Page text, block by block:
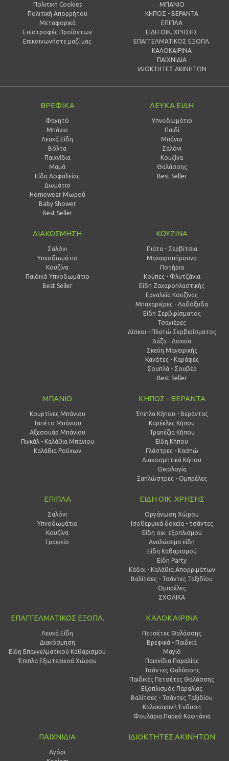
Πολιτική Cookies
Πολιτική Απορρήτου
Μεταφορικά
Επιστροφές Προϊόντων
Επικοινωνήστε μαζί μας
ΜΠΑΝΙΟ
ΚΗΠΟΣ - ΒΕΡΑΝΤΑ
ΕΠΙΠΛΑ
ΕΙΔΗ ΟΙΚ. ΧΡΗΣΗΣ
ΕΠΑΓΓΕΛΜΑΤΙΚΟΣ ΕΞΟΠΛ.
ΚΑΛΟΚΑΙΡΙΝΑ
ΠΑΙΧΝΙΔΙΑ
ΙΔΙΟΚΤΗΤΕΣ ΑΚΙΝΗΤΩΝ
ΒΡΕΦΙΚΑ
Φαγητό
Μπάνιο
Λευκά Είδη
Βόλτα
Παιχνίδια
Μαμά
Είδη Ασφαλείας
Δωμάτιο
Homewear Μωρού
Baby Shower
Best Seller
ΛΕΥΚΑ ΕΙΔΗ
Υπνοδωμάτιο
Παιδί
Mπάνιο
Σαλόνι
Κουζίνα
Θαλάσσης
Best Seller
ΔΙΑΚΟΣΜΗΣΗ
Σαλόνι
Υπνοδωμάτιο
Κουζίνα
Παιδικό Υπνοδωμάτιο
Best Seller
ΚΟΥΖΙΝΑ
Πιάτα - Σερβίτσια
Μαχαιροπήρουνα
Ποτήρια
Κούπες - Φλυτζάνια
Είδη Ζαχαροπλαστικής
Εργαλεία Κουζίνας
Μπαχαριέρες - Λαδόξυδα
Είδη Σερβιρίσματος
Τσαγιέρες
Δίσκοι - Πλατώ Σερβιρίσματος
Βάζα - Δοχεία
Σκεύη Μαγειρικής
Κανάτες - Καράφες
Σουπλά - Σουβέρ
Best Seller
ΜΠΑΝΙΟ
Κουρτίνες Μπάνιου
Ταπέτο Μπάνιου
Αξεσουάρ Μπάνιου
Πιγκάλ - Καλάθια Μπάνιου
Καλάθια Ρούχων
ΚΗΠΟΣ - ΒΕΡΑΝΤΑ
Έπιπλα Κήπου - Βεράντας
Καρέκλες Κήπου
Τραπέζια Κήπου
Είδη Κήπου
Γλάστρες - Κασπώ
Διακοσμητικά Κήπου
Οικολογία
Ξαπλώστρες - Ομπρέλες
ΕΠΙΠΛΑ
Σαλόνι
Υπνοδωμάτιο
Κουζίνα
Γραφείο
ΕΙΔΗ ΟΙΚ. ΧΡΗΣΗΣ
Οργάνωση Χώρου
Ισοθερμικά δοχεία - τσάντες
Είδη οικ. εξοπλισμού
Αναλώσιμα είδη
Είδη Καθαρισμού
Είδη Party
Κάδοι - Καλάθια Απορριμάτων
Βαλίτσες - Τσάντες Ταξιδίου
Ομπρέλες
ΣΧΟΛΙΚΑ
ΕΠΑΓΓΕΛΜΑΤΙΚΟΣ ΕΞΟΠΛ.
Λευκά Είδη
Διακόσμηση
Είδη Επαγγελματικού Καθαρισμού
Έπιπλα Εξωτερικού Χώρου
ΚΑΛΟΚΑΙΡΙΝΑ
Πετσέτες Θαλάσσης
Βρεφικά - Παιδικά
Μαγιό
Παιχνίδια Παραλίας
Τσάντες Θαλάσσης
Παιδικές Πετσέτες Θαλάσσης
Εξοπλισμός Παραλίας
Βαλίτσες - Τσάντες Ταξιδίου
Καλοκαιρινή Ένδυση
Φουλάρια Παρεό Καφτάνια
ΠΑΙΧΝΙΔΙΑ
Αγόρι
ΙΔΙΟΚΤΗΤΕΣ ΑΚΙΝΗΤΩΝ